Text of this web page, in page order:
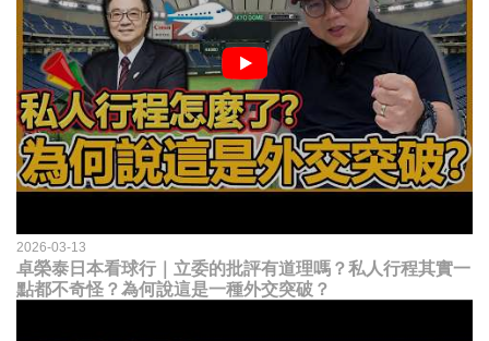
2026-03-13
卓榮泰日本看球行｜立委的批評有道理嗎？私人行程其實一
點都不奇怪？為何說這是一種外交突破？